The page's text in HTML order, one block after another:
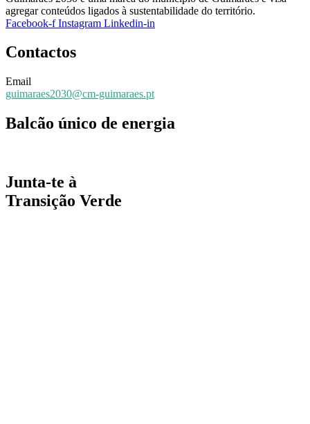
agregar conteúdos ligados à sustentabilidade do território.
Facebook-f Instagram Linkedin-in
Contactos
Email
guimaraes2030@cm-guimaraes.pt
Balcão único de energia
Junta-te à
Transição Verde